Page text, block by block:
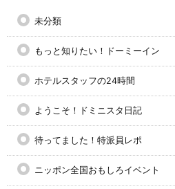
未分類
もっと知りたい！ドーミーイン
ホテルスタッフの24時間
ようこそ！ドミニスタ日記
待ってました！特派員レポ
ニッポン全国おもしろイベント